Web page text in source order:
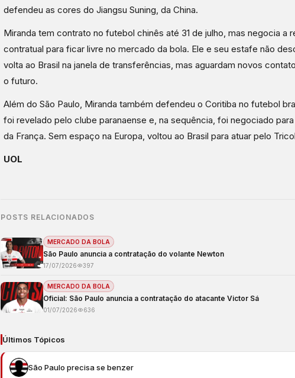
defendeu as cores do Jiangsu Suning, da China.
Miranda tem contrato no futebol chinês até 31 de julho, mas negocia a
contratual para ficar livre no mercado da bola. Ele e seu estafe não
volta ao Brasil na janela de transferências, mas aguardam novos
o futuro.
Além do São Paulo, Miranda também defendeu o Coritiba no futebol
foi revelado pelo clube paranaense e, na sequência, foi negociado
da França. Sem espaço na Europa, voltou ao Brasil para atuar pelo
UOL
POSTS RELACIONADOS
MERCADO DA BOLA
São Paulo anuncia a contratação do volante Newton
17/07/2026 397
MERCADO DA BOLA
Oficial: São Paulo anuncia a contratação do atacante Victor Sá
01/07/2026 636
Últimos Tópicos
São Paulo precisa se benzer